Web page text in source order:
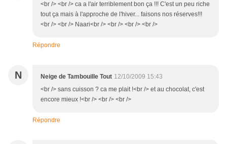
<br /> <br /> ca a l'air terriblement bon ça !!! C'est un peu riche
tout ça mais à l'approche de l'hiver... faisons nos réserves!!!
<br /> <br /> Naari<br /> <br /> <br /> <br />
Répondre
N Neige de Tambouille Tout 12/10/2009 15:43
<br /> sans cuisson ? ca me plait !<br /> et au chocolat, c'est
encore mieux !<br /> <br /> <br />
Répondre